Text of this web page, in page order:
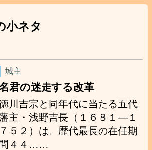
小ネタ
城主
君の迷走する改革
川吉宗と同年代に当たる五代
主・浅野吉長（１６８１―１
７５２）は、歴代最長の在任期
間４４……